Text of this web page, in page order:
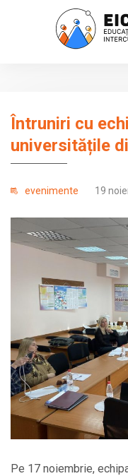
Întruniri cu
universitățile
evenimente 19
Pe 17 noiembrie,